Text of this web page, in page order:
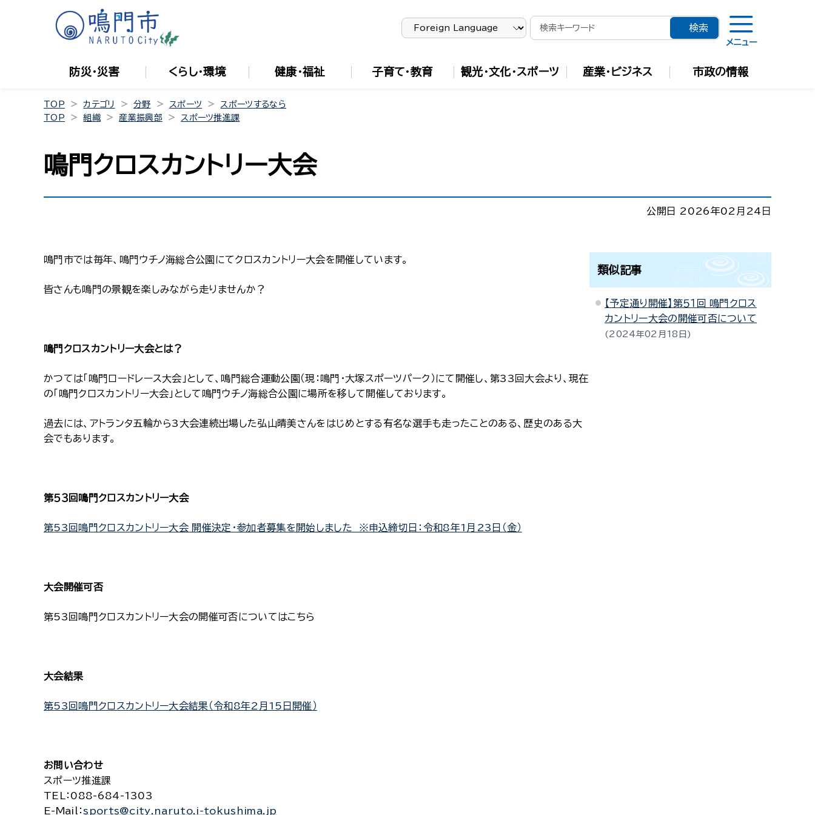
メニュー
防災・災害 くらし・環境 健康・福祉 子育て・教育 観光・文化・スポーツ 産業・ビジネス 市政の情報
TOP カテゴリ 分野 スポーツ
スポーツするなら
TOP
組織 産業振興部 スポーツ推進課
鳴門クロスカントリー大会
公開日 2026年02月24日
鳴門市では毎年、鳴門ウチノ海総合公園にてクロスカントリー大会を開催しています。
皆さんも鳴門の景観を楽しみながら走りませんか？
鳴門クロスカントリー大会とは？
かつては「鳴門ロードレース大会」として、鳴門総合運動公園（現：鳴門・大塚スポーツパーク）にて開催し、第33回大会より、現在
の「鳴門クロスカントリー大会」として鳴門ウチノ海総合公園に場所を移して開催しております。
過去には、アトランタ五輪から3大会連続出場した弘山晴美さんをはじめとする有名な選手も走ったことのある、歴史のある大
会でもあります。
第５３回鳴門クロスカントリー大会
第53回鳴門クロスカントリー大会 開催決定・参加者募集を開始しました ※申込締切日：令和8年1月23日（金）
大会開催可否
第53回鳴門クロスカントリー大会の開催可否についてはこちら
大会結果
第53回鳴門クロスカントリー大会結果（令和8年2月15日開催）
お問い合わせ
スポーツ推進課
TEL
：088-684-1303
E-Mail
： sports@city.naruto.i-tokushima.jp
類似記事
【予定通り開催】第５１回 鳴門クロス
カントリー大会の開催可否について
2024年02月18日